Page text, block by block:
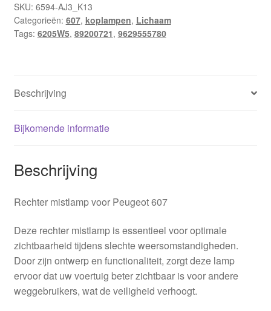
SKU: 6594-AJ3_K13
Categorieën: 607, koplampen, Lichaam
Tags: 6205W5, 89200721, 9629555780
Beschrijving
Bijkomende informatie
Beschrijving
Rechter mistlamp voor Peugeot 607
Deze rechter mistlamp is essentieel voor optimale
zichtbaarheid tijdens slechte weersomstandigheden.
Door zijn ontwerp en functionaliteit, zorgt deze lamp
ervoor dat uw voertuig beter zichtbaar is voor andere
weggebruikers, wat de veiligheid verhoogt.